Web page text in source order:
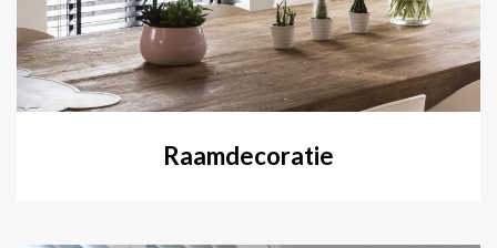
Raamdecoratie